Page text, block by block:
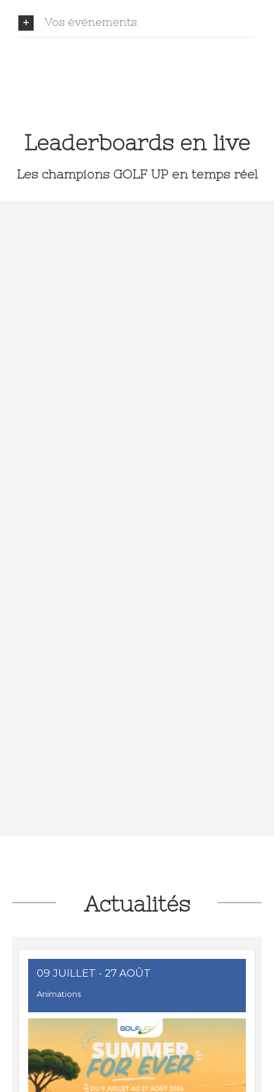
Vos événements
Leaderboards en live
Les champions GOLF UP en temps réel
Actualités
09 JUILLET - 27 AOÛT
Animations